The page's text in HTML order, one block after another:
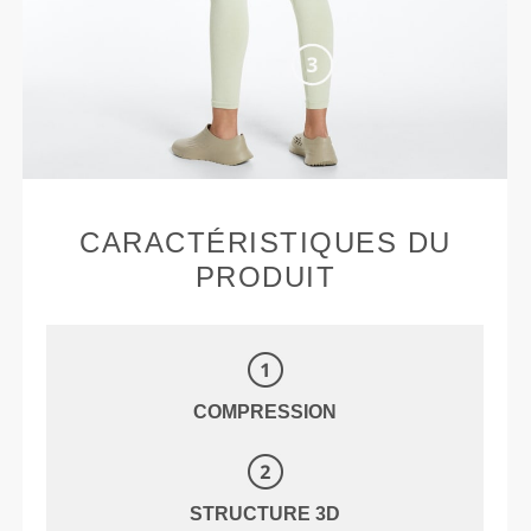
CARACTÉRISTIQUES DU
PRODUIT
COMPRESSION
STRUCTURE 3D